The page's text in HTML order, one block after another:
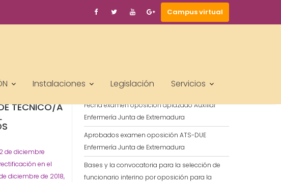
Campus virtual
Instalaciones Legislación Servicios
TÉCNICO/A
de diciembre
en el
diciembre de 2018,
ENTRADAS RECIENTES
Fecha examen oposición aplazado Auxiliar
Enfermería Junta de Extremadura
Aprobados examen oposición ATS-DUE
Enfermería Junta de Extremadura
Bases y la convocatoria para la selección de
funcionario interino por oposición para la